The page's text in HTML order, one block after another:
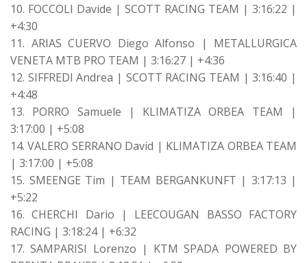
10. FOCCOLI Davide | SCOTT RACING TEAM | 3:16:22 |
+4:30
11. ARIAS CUERVO Diego Alfonso | METALLURGICA
VENETA MTB PRO TEAM | 3:16:27 | +4:36
12. SIFFREDI Andrea | SCOTT RACING TEAM | 3:16:40 |
+4:48
13. PORRO Samuele | KLIMATIZA ORBEA TEAM |
3:17:00 | +5:08
14. VALERO SERRANO David | KLIMATIZA ORBEA TEAM
| 3:17:00 | +5:08
15. SMEENGE Tim | TEAM BERGANKUNFT | 3:17:13 |
+5:22
16. CHERCHI Dario | LEECOUGAN BASSO FACTORY
RACING | 3:18:24 | +6:32
17. SAMPARISI Lorenzo | KTM SPADA POWERED BY